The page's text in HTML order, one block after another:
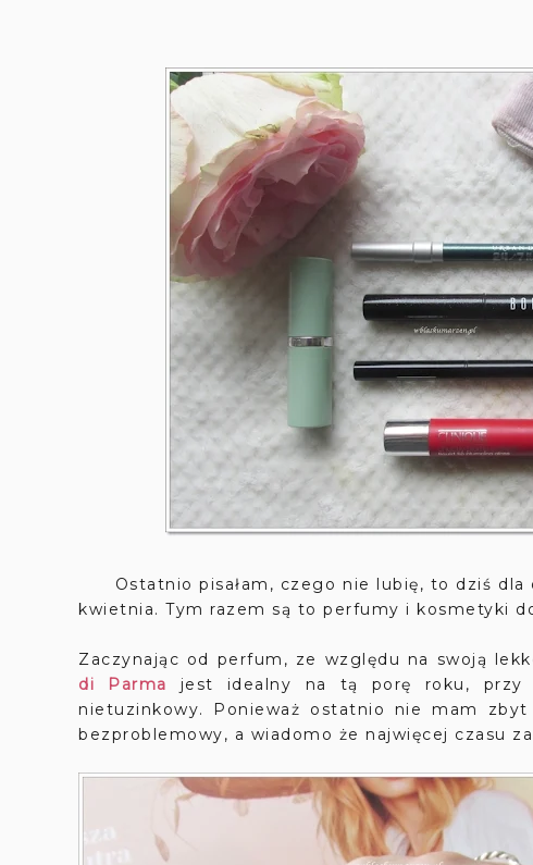
Ostatnio pisałam, czego nie lubię, to dziś dla
kwietnia. Tym razem są to perfumy i kosmetyki
Zaczynając od perfum, ze względu na swoją
di Parma
jest idealny na tą porę roku,
nietuzinkowy. Ponieważ ostatnio nie mam
bezproblemowy, a wiadomo że najwięcej czasu